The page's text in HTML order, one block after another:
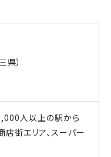
県）
人以上の駅から
店街エリア、スーパー